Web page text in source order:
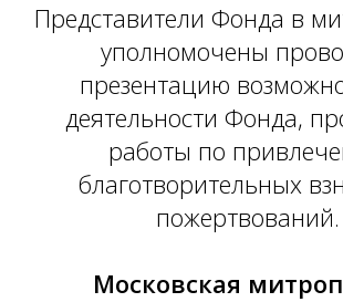
Представители Фонда в
уполномочены
презентацию
деятельности Фонда,
работы по
благотворительных
пожертвований.
Московская